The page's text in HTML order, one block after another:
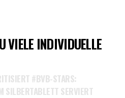
VIELE INDIVIDUELLE
#BVB-STARS:
SILBERTABLETT SERVIERT